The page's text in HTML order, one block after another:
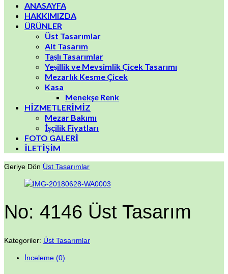
ANASAYFA
HAKKIMIZDA
ÜRÜNLER
Üst Tasarımlar
Alt Tasarım
Taşlı Tasarımlar
Yeşillik ve Mevsimlik Çicek Tasarımı
Mezarlık Kesme Çicek
Kasa
Menekşe Renk
HİZMETLERİMİZ
Mezar Bakımı
İşçilik Fiyatları
FOTO GALERİ
İLETİŞİM
Geriye Dön Üst Tasarımlar
No: 4146 Üst Tasarım
Kategoriler: Üst Tasarımlar
İnceleme (0)